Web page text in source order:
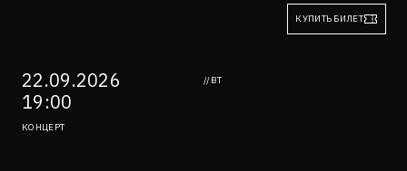
КУПИТЬ БИЛЕТ
22.09.2026
19:00
//ВТ
КОНЦЕРТ